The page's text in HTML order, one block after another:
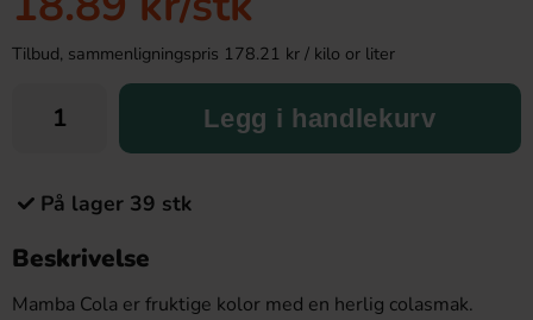
Tilbud, sammenligningspris 178.21 kr / kilo or liter
Legg i handlekurv
På lager 39 stk
Beskrivelse
Mamba Cola er fruktige kolor med en herlig colasmak.